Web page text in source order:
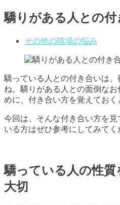
驕りがある人との
その他の職場の悩み
驕っている人との付き合いは
ね。驕りがある人との面倒な
めに、付き合い方を覚えておく
今回は、そんな付き合い方を
いる方はぜひ参考にしてみてく
驕っている人の性
大切